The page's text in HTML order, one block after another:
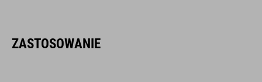
ZASTOSOWANIE